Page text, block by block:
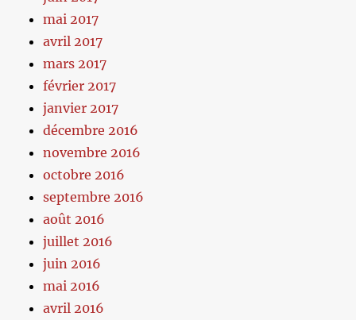
mai 2017
avril 2017
mars 2017
février 2017
janvier 2017
décembre 2016
novembre 2016
octobre 2016
septembre 2016
août 2016
juillet 2016
juin 2016
mai 2016
avril 2016